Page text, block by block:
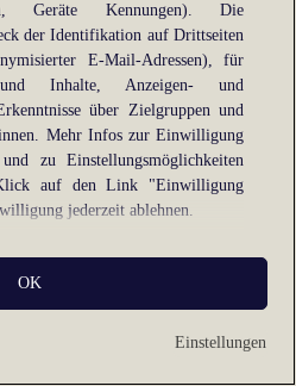
Geräte Kennungen). Die
der Identifikation auf Drittseiten
E-Mail-Adressen), für
und Inhalte, Anzeigen- und
über Zielgruppen und
Mehr Infos zur Einwilligung
zu Einstellungsmöglichkeiten
auf den Link "Einwilligung
jederzeit ablehnen.
jederzeit grundlos mit Wirkung
Sie z. B. auf den Button
Footer der Website und "Alle
Einstellungen
OK